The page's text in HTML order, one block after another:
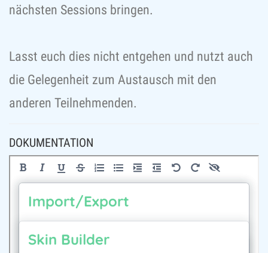
nächsten Sessions bringen.
Lasst euch dies nicht entgehen und nutzt auch
die Gelegenheit zum Austausch mit den
anderen Teilnehmenden.
DOKUMENTATION